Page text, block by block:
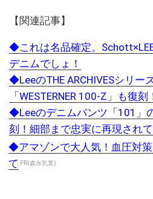
【関連記事】
◆これは名品確定。
デニムでしょ！
◆LeeのTHE ARCHIVESシリー
「WESTERNER 100-Z」も復刻
◆Leeのデニムパンツ「101」
刻！細部まで忠実に再現されて
◆アマゾンで大人気！血圧対
て PR(森永乳業)